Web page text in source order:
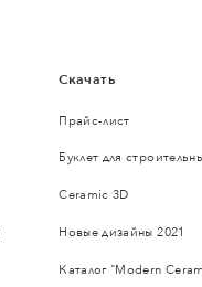
Скачать
Прайс-лист
Буклет для
Ceramic 3D
Новые дизайны 2021
Каталог "Modern